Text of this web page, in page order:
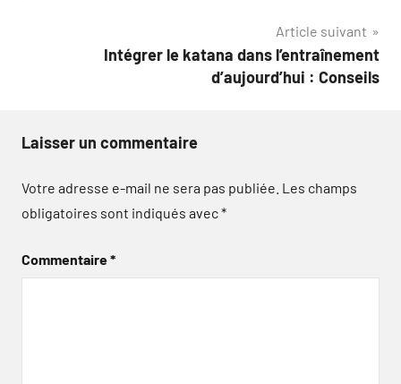
Article suivant
Intégrer le katana dans l’entraînement
d’aujourd’hui : Conseils
Laisser un commentaire
Votre adresse e-mail ne sera pas publiée. Les champs
obligatoires sont indiqués avec*
Commentaire*